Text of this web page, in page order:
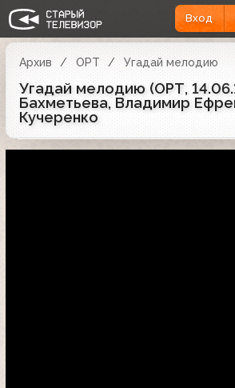
Вход
Архив ОРТ Угадай мелодию
Угадай мелодию (ОРТ,
Бахметьева, Владимир
Кучеренко